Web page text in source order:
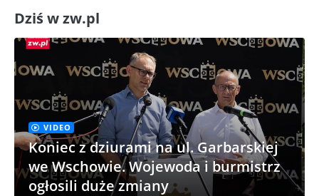
Dziś w zw.pl
VIDEO
Koniec z dziurami na ul. Garbarskiej
we Wschowie. Wojewoda i burmistrz
ogłosili duże zmiany